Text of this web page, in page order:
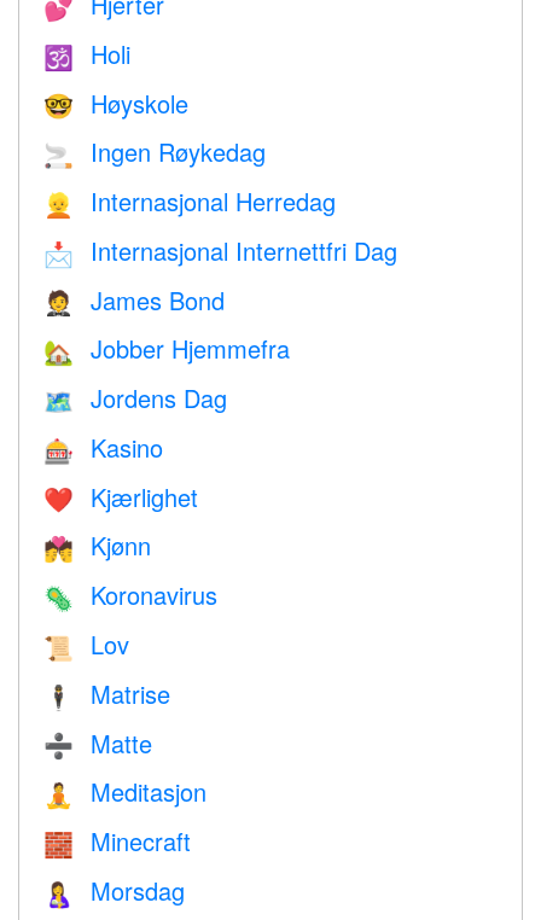
💕
🕉 Holi
🤓 Høyskole
🚬 Ingen Røykedag
👱 Internasjonal Herredag
📩 Internasjonal Internettfri Dag
🤵 James Bond
🏡 Jobber Hjemmefra
🗺️ Jordens Dag
🎰 Kasino
❤️️ Kjærlighet
💏 Kjønn
🦠 Koronavirus
📜 Lov
🕴️ Matrise
➗ Matte
🧘 Meditasjon
🧱 Minecraft
🤱 Morsdag